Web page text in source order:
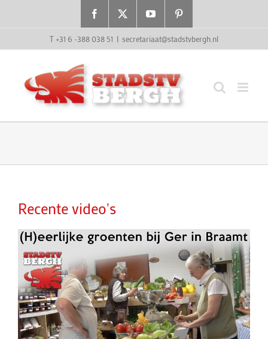
Facebook YouTube
T +31 6 -388 038 51 | secretariaat@stadstvbergh.nl
Recente video's